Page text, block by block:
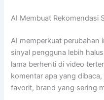
AI Membuat Rekomendasi
AI memperkuat perubahan
sinyal pengguna lebih
lama berhenti di video
komentar apa yang
favorit, brand yang sering